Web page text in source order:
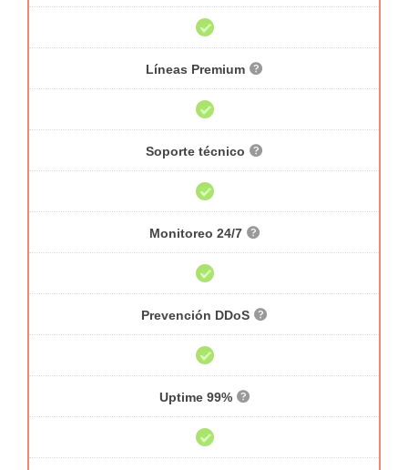
Líneas Premium
Soporte técnico
Monitoreo 24/7
Prevención DDoS
Uptime 99%